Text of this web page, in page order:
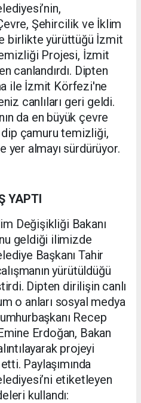
Şehircilik ve İklim
birlikte yürüttüğü İzmit
Projesi, İzmit
canlandırdı. Dipten
ile İzmit Körfezi'ne
canlıları geri geldi.
da en büyük çevre
çamuru temizliği,
yer almayı sürdürüyor.
YAPTI
Değişikliği Bakanı
geldiği ilimizde
Başkanı Tahir
yürütüldüğü
Dipten dirilişin canlı
o anları sosyal medya
Recep
Erdoğan, Bakan
projeyi
Paylaşımında
etiketleyen
kullandı: